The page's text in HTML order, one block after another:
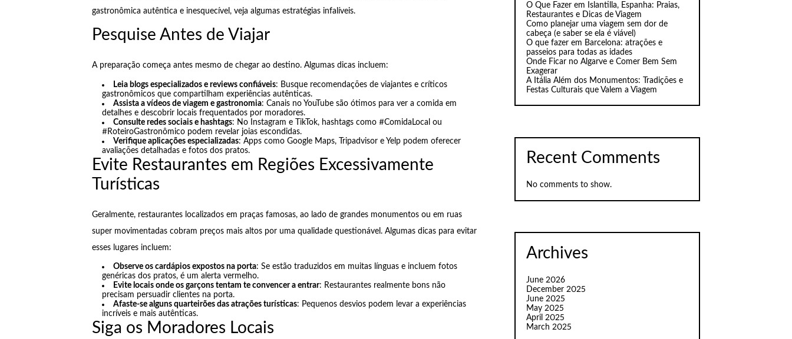
gastronômica autêntica e inesquecível, veja algumas estratégias infalíveis.
Pesquise Antes de Viajar
A preparação começa antes mesmo de chegar ao destino. Algumas dicas incluem:
Leia blogs especializados e reviews confiáveis: Busque recomendações de viajantes e críticos
gastronômicos que compartilham experiências autênticas.
Assista a vídeos de viagem e gastronomia: Canais no YouTube são ótimos para ver a comida em
detalhes e descobrir locais frequentados por moradores.
Consulte redes sociais e hashtags: No Instagram e TikTok, hashtags como #ComidaLocal ou
#RoteiroGastronômico podem revelar joias escondidas.
Verifique aplicações especializadas: Apps como Google Maps, Tripadvisor e Yelp podem oferecer
avaliações detalhadas e fotos dos pratos.
Evite Restaurantes em Regiões Excessivamente
Turísticas
Geralmente, restaurantes localizados em praças famosas, ao lado de grandes monumentos ou em ruas
super movimentadas cobram preços mais altos por uma qualidade questionável. Algumas dicas para evitar
esses lugares incluem:
Observe os cardápios expostos na porta: Se estão traduzidos em muitas línguas e incluem fotos
genéricas dos pratos, é um alerta vermelho.
Evite locais onde os garçons tentam te convencer a entrar: Restaurantes realmente bons não
precisam persuadir clientes na porta.
Afaste-se alguns quarteirões das atrações turísticas: Pequenos desvios podem levar a experiências
incríveis e mais autênticas.
Siga os Moradores Locais
O Que Fazer em Islantilla, Espanha: Praias,
Restaurantes e Dicas de Viagem
Como planejar uma viagem sem dor de
cabeça (e saber se ela é viável)
O que fazer em Barcelona: atrações e
passeios para todas as idades
Onde Ficar no Algarve e Comer Bem Sem
Exagerar
A Itália Além dos Monumentos: Tradições e
Festas Culturais que Valem a Viagem
Recent Comments
No comments to show.
Archives
June 2026
December 2025
June 2025
May 2025
April 2025
March 2025